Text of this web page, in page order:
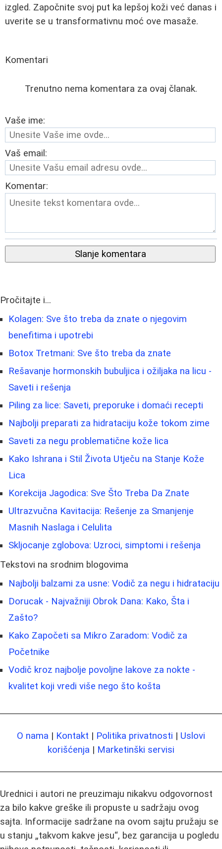
izgled. Započnite svoj put ka lepšoj koži već danas i
uverite se u transformativnu moć ove masaže.
Komentari
Trenutno nema komentara za ovaj članak.
Vaše ime:
Vaš email:
Komentar:
Slanje komentara
Pročitajte i...
Kolagen: Sve što treba da znate o njegovim
benefitima i upotrebi
Botox Tretmani: Sve što treba da znate
Rešavanje hormonskih bubuljica i ožiljaka na licu -
Saveti i rešenja
Piling za lice: Saveti, preporuke i domaći recepti
Najbolji preparati za hidrataciju kože tokom zime
Saveti za negu problematične kože lica
Kako Ishrana i Stil Života Utječu na Stanje Kože
Lica
Korekcija Jagodica: Sve Što Treba Da Znate
Ultrazvučna Kavitacija: Rešenje za Smanjenje
Masnih Naslaga i Celulita
Skljocanje zglobova: Uzroci, simptomi i rešenja
Tekstovi na srodnim blogovima
Najbolji balzami za usne: Vodič za negu i hidrataciju
Dorucak - Najvažniji Obrok Dana: Kako, Šta i
Zašto?
Kako Započeti sa Mikro Zaradom: Vodič za
Početnike
Vodič kroz najbolje povoljne lakove za nokte -
kvalitet koji vredi više nego što košta
O nama | Kontakt | Politika privatnosti | Uslovi
korišćenja | Marketinški servisi
Urednici i autori ne preuzimaju nikakvu odgovornost
za bilo kakve greške ili propuste u sadržaju ovog
sajta. Informacije sadržane na ovom sajtu pružaju se
u stanju „takvom kakve jesu“, bez garancija u pogledu